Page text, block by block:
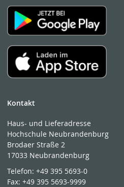
Kontakt
Haus- und Lieferadresse
Hochschule Neubrandenburg
Brodaer Straße 2
17033 Neubrandenburg
Telefon:+49 395 5693-0
Fax:+49 395 5693-9999